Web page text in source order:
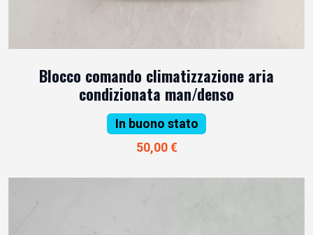
Blocco comando climatizzazione aria
condizionata man/denso
In buono stato
50,00 €